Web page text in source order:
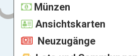
Münzen
Ansichtskarten
Neuzugänge